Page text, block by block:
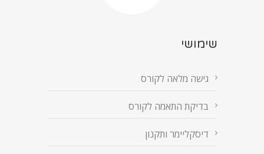
שימושי
גישה מלאה לקורס
בדיקת התאמה לקורס
דיסקליימר ותקנון